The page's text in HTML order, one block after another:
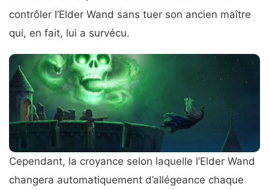
contrôler l’Elder Wand sans tuer son ancien maître
qui, en fait, lui a survécu.
Cependant, la croyance selon laquelle l’Elder Wand
changera automatiquement d’allégeance chaque